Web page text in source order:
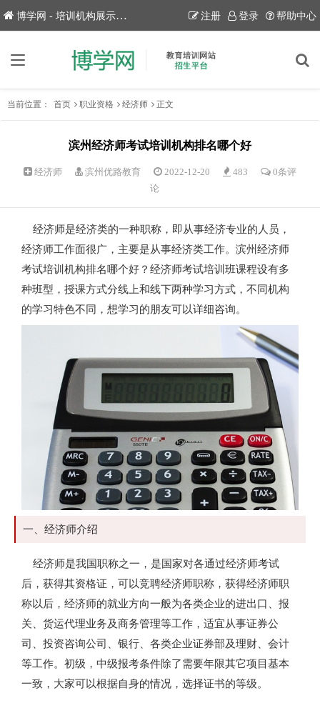
博学网 - 培训机构展示平台！ 注册 登录 帮助中心
当前位置： 首页 职业资格 经济师 正文
滨州经济师考试培训机构排名哪个好
经济师 滨州优路教育 2022-12-20 483
0条评
论
经济师是经济类的一种职称，即从事经济专业的人员，
经济师工作面很广，主要是从事经济类工作。滨州经济师
考试培训机构排名哪个好？经济师考试培训班课程设有多
种班型，授课方式分线上和线下两种学习方式，不同机构
的学习特色不同，想学习的朋友可以详细咨询。
一、经济师介绍
经济师是我国职称之一，是国家对各通过经济师考试
后，获得其资格证，可以竞聘经济师职称，获得经济师职
称以后，经济师的就业方向一般为各类企业的进出口、报
关、货运代理业务及商务管理等工作，适宜从事证券公
司、投资咨询公司、银行、各类企业证券部及理财、会计
等工作。初级，中级报考条件除了需要年限其它项目基本
一致，大家可以根据自身的情况，选择证书的等级。